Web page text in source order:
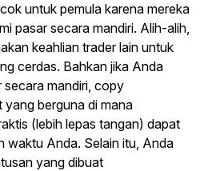
untuk pemula karena mereka
pasar secara mandiri. Alih-alih,
keahlian traderlain untuk
cerdas. Bahkan jika Anda
mandiri, copy
yang berguna di mana
(lebih lepas tangan) dapat
waktu Anda. Selain itu, Anda
yang dibuat